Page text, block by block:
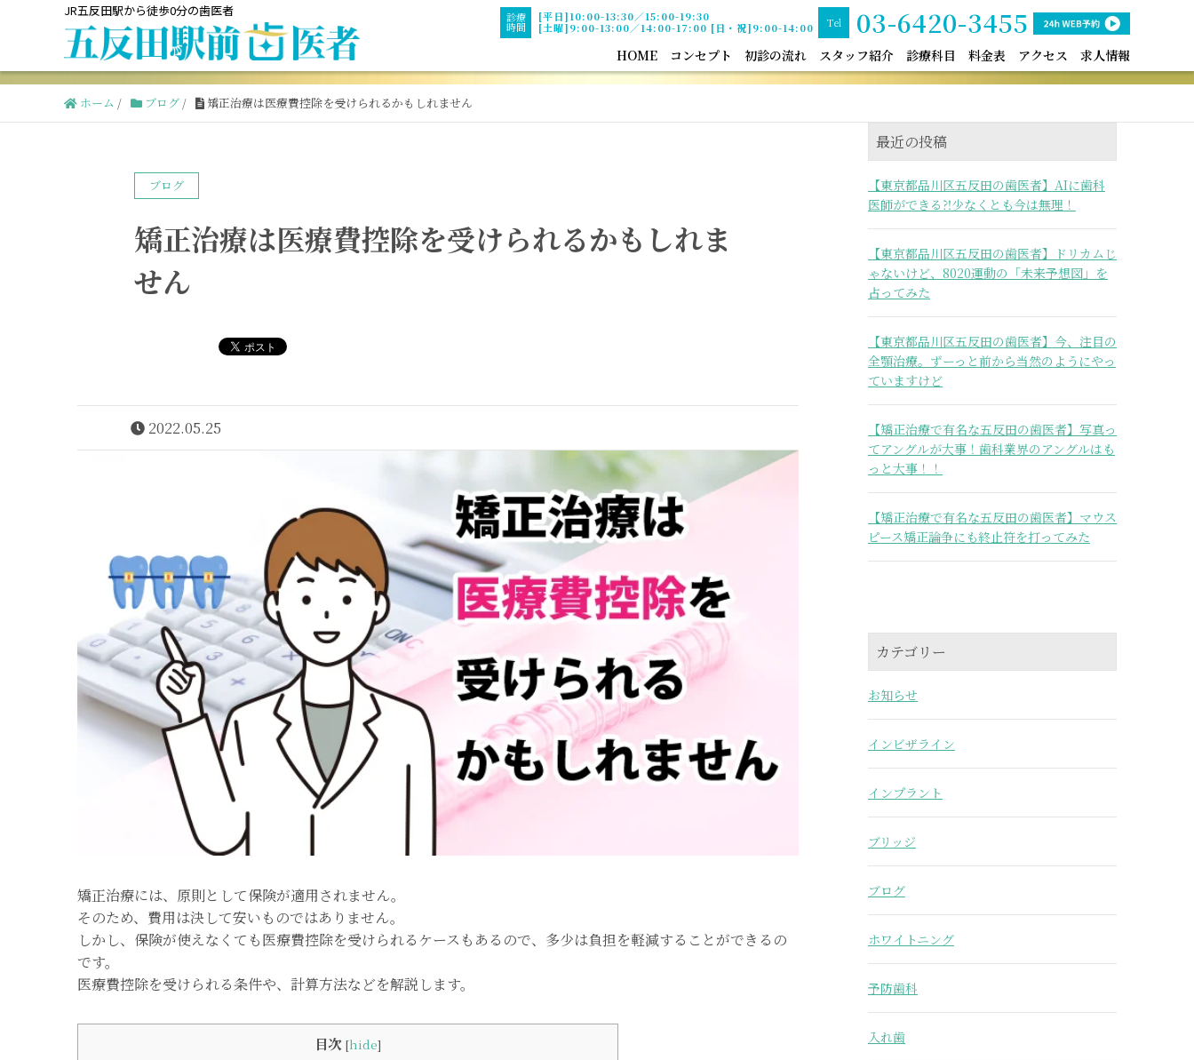
JR五反田駅から徒歩0分の歯医者 診療
時間
[平日]10:00-13:30／15:00-19:30
[土曜]9:00-13:00／14:00-17:00 [日・祝]9:00-14:00
Tel 03-6420-3455
HOME コンセプト 初診の流れ スタッフ紹介 診療科目 料金表 アクセス 求人情報
ホーム / ブログ / 矯正治療は医療費控除を受けられるかもしれません
ブログ
矯正治療は医療費控除を受けられるかもしれま
せん
2022.05.25
矯正治療には、原則として保険が適用されません。
そのため、費用は決して安いものではありません。
しかし、保険が使えなくても医療費控除を受けられるケースもあるので、多少は負担を軽減することができるの
です。
医療費控除を受けられる条件や、計算方法などを解説します。
目次 [hide]
最近の投稿
【東京都品川区五反田の歯医者】AIに歯科
医師ができる⁈少なくとも今は無理！
【東京都品川区五反田の歯医者】ドリカムじ
ゃないけど、8020運動の「未来予想図」を
占ってみた
【東京都品川区五反田の歯医者】今、注目の
全顎治療。ずーっと前から当然のようにやっ
ていますけど
【矯正治療で有名な五反田の歯医者】写真っ
てアングルが大事！歯科業界のアングルはも
っと大事！！
【矯正治療で有名な五反田の歯医者】マウス
ピース矯正論争にも終止符を打ってみた
カテゴリー
お知らせ
インビザライン
インプラント
ブリッジ
ブログ
ホワイトニング
予防歯科
入れ歯